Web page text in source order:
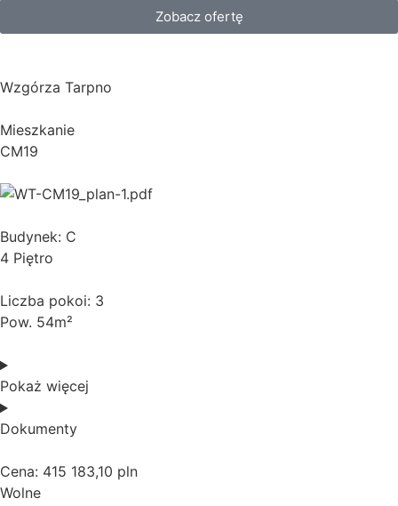
Zobacz ofertę
Wzgórza Tarpno
Mieszkanie
CM19
Budynek: C
4 Piętro
Liczba pokoi: 3
Pow. 54m²
Pokaż więcej
Dokumenty
Cena: 415 183,10 pln
Wolne